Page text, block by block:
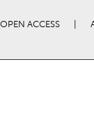
OPEN ACCESS